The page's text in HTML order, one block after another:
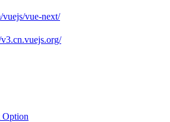
vuejs/vue-next/
Option